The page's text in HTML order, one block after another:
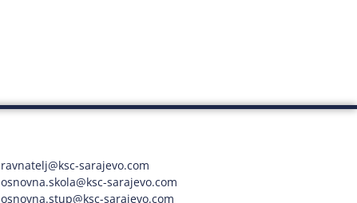
ravnatelj@ksc-sarajevo.com
osnovna.skola@ksc-sarajevo.com
osnovna.stup@ksc-sarajevo.com